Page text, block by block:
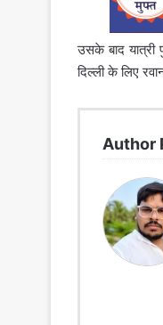
उसके बाद
दिल्ली के लिए
Author